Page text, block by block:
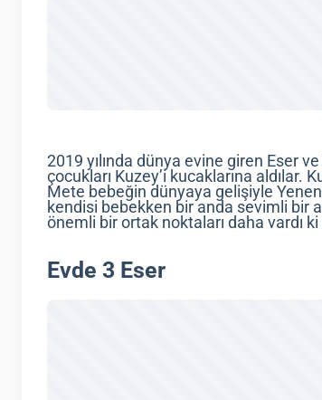
2019 yılında dünya evine giren Eser
çocukları Kuzey’i kucaklarına aldılar.
Mete bebeğin dünyaya gelişiyle
kendisi bebekken bir anda sevimli bir
önemli bir ortak noktaları daha vardı
Evde 3 Eser